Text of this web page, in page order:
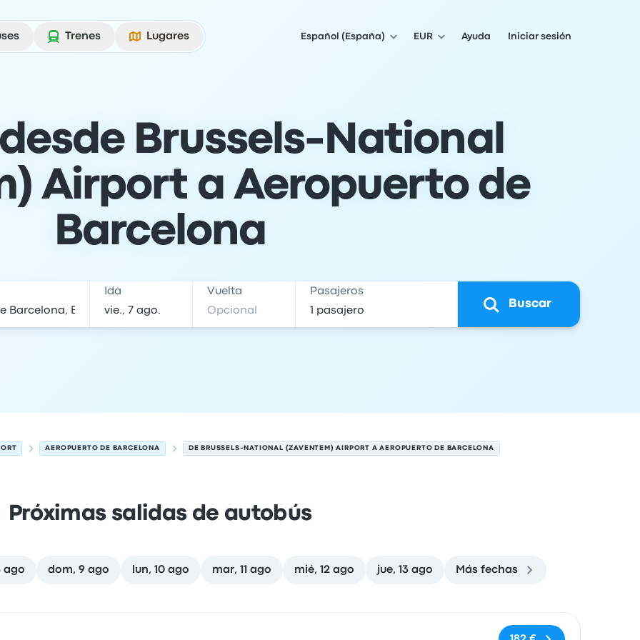
Trenes Lugares Español (España) EUR Ayuda Iniciar sesión
Brussels-National
Airport a Aeropuerto de
Barcelona
Ida Vuelta Pasajeros
Buscar
AEROPUERTO DE BARCELONA DE BRUSSELS-NATIONAL (ZAVENTEM) AIRPORT A AEROPUERTO DE BARCELONA
Próximas salidas de autobús
ago dom, 9 ago lun, 10 ago mar, 11 ago mié, 12 ago jue, 13 ago Más fechas